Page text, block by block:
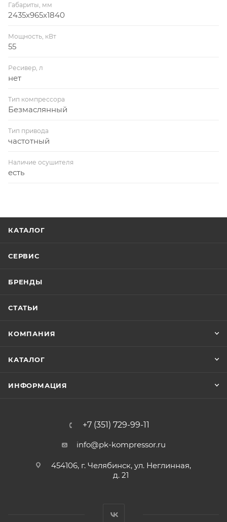
Габариты, мм
2435x965x1840
Мощность, кВт
55
Ресивер, л
нет
Тип компрессора
Безмаслянный
Тип привода
частотный
Наличие осушителя
есть
КАТАЛОГ
СЕРВИС
БРЕНДЫ
СТАТЬИ
КОМПАНИЯ
КАТАЛОГ
ИНФОРМАЦИЯ
+7 (351) 729-99-11
info@pk-kompressor.ru
454106, г. Челябинск, ул. Неглинная,
д. 21